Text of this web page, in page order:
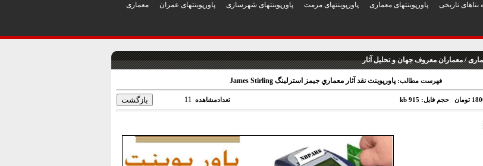
بناهای تاريخی پاورپوينتهای معماری پاورپوينتهای مرمت پاورپوينتهای شهرسازی پاورپوينتهای عمران معماری
/ معماران معروف جهان و تحلیل آثار
فهرست مطالب: پاورپوينت نقد آثار معماري جيمز استرلينگ James Stirling
حجم فایل: 915 kb تعدادمشاهده 11